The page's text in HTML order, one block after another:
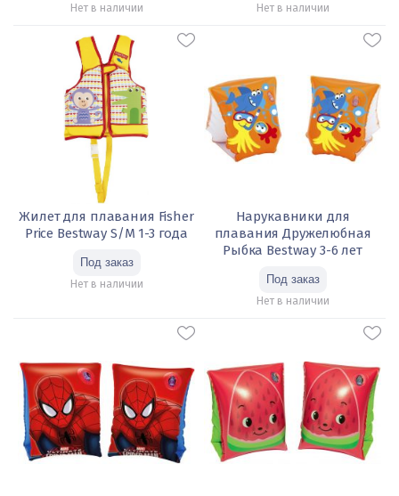
Нет в наличии Нет в наличии
Жилет для плавания Fisher
Price Bestway S/M 1-3 года
Нет в наличии
Нарукавники для
плавания Дружелюбная
Рыбка Bestway 3-6 лет
Нет в наличии